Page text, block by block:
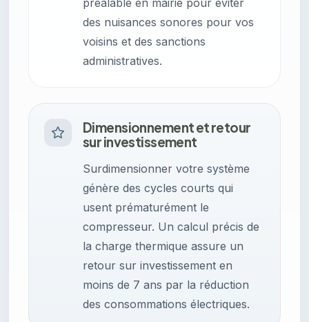
préalable en mairie pour éviter
des nuisances sonores pour vos
voisins et des sanctions
administratives.
Dimensionnement et retour
sur investissement
Surdimensionner votre système
génère des cycles courts qui
usent prématurément le
compresseur. Un calcul précis de
la charge thermique assure un
retour sur investissement en
moins de 7 ans par la réduction
des consommations électriques.